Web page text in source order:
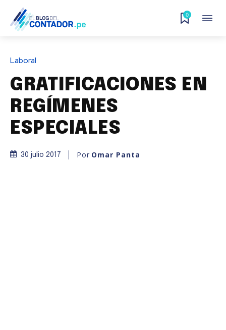
0
Laboral
GRATIFICACIONES EN
REGÍMENES
ESPECIALES
30 julio 2017 Por Omar Panta